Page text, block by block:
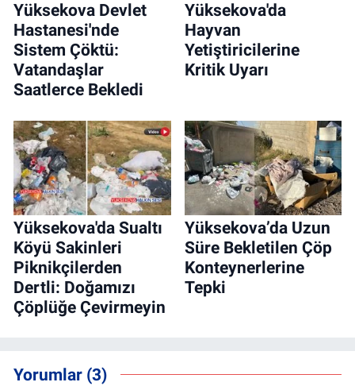
Yüksekova Devlet
Hastanesi'nde
Sistem Çöktü:
Vatandaşlar
Saatlerce Bekledi
Yüksekova'da
Hayvan
Yetiştiricilerine
Kritik Uyarı
Yüksekova'da Sualtı
Köyü Sakinleri
Piknikçilerden
Dertli: Doğamızı
Çöplüğe Çevirmeyin
Yüksekova’da Uzun
Süre Bekletilen Çöp
Konteynerlerine
Tepki
Yorumlar (3)